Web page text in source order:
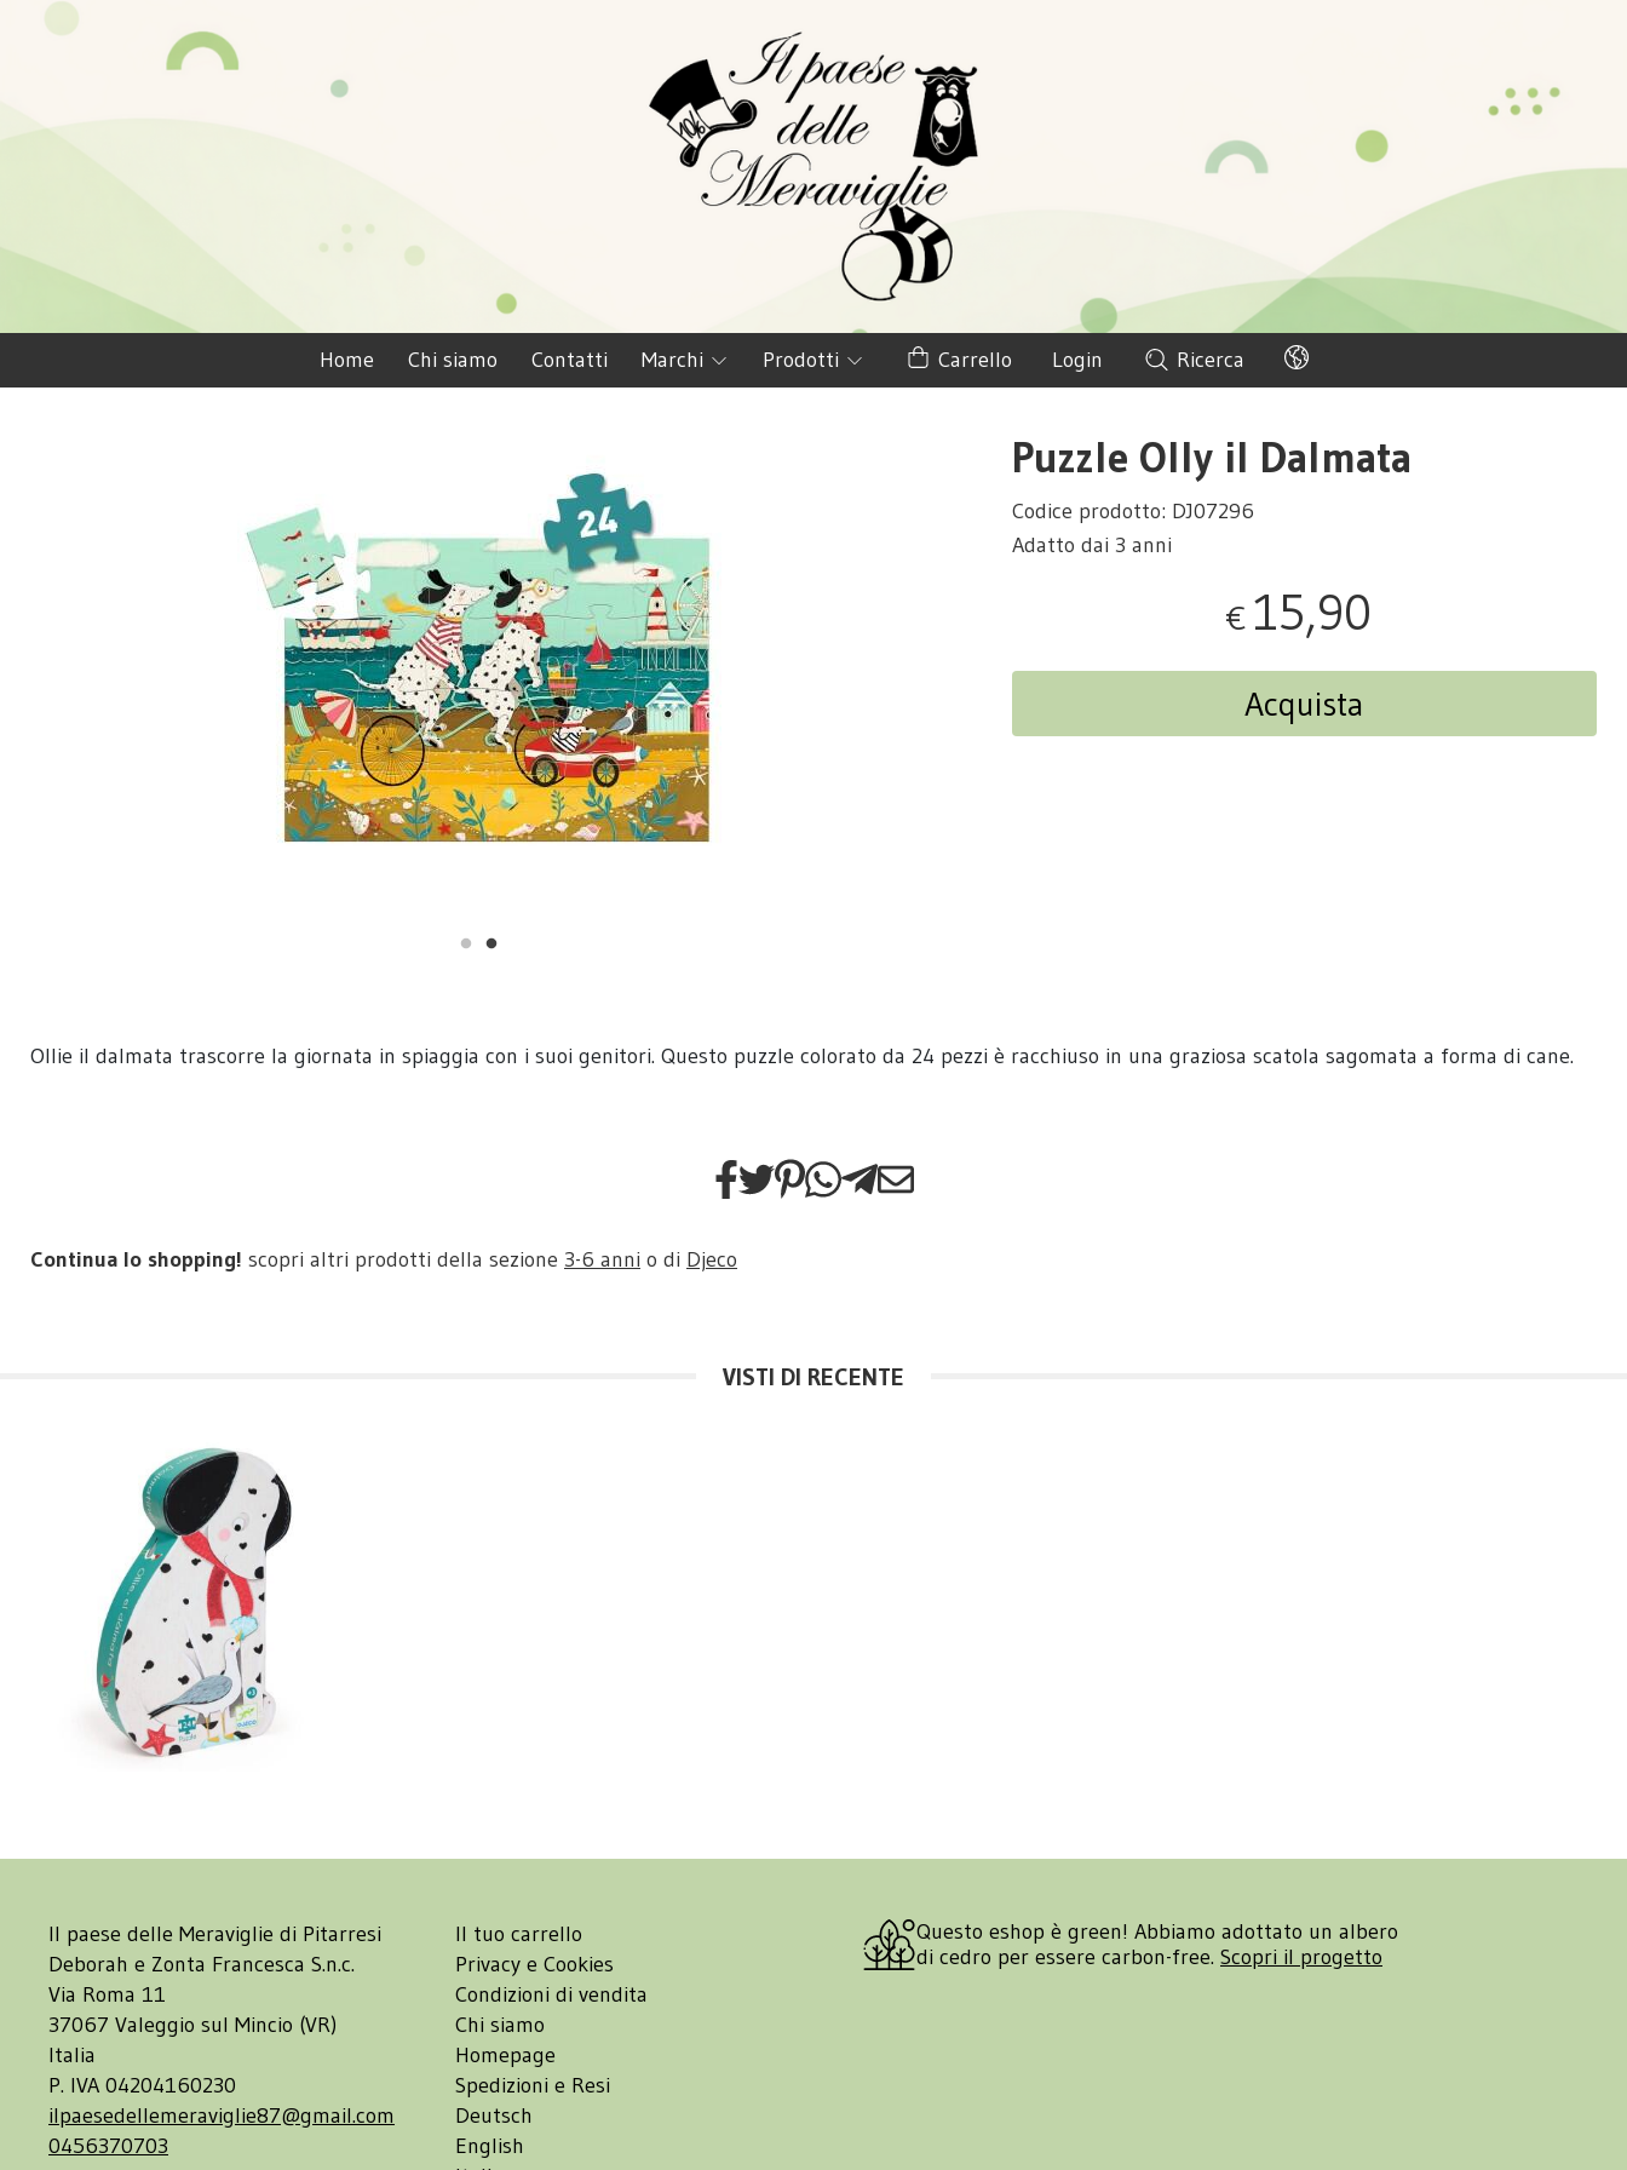
Home Chi siamo Contatti Marchi Prodotti Carrello Login Ricerca
Puzzle Olly il Dalmata
Codice prodotto: DJ07296
Adatto dai 3 anni
€ 15,90
Acquista
Ollie il dalmata trascorre la giornata in spiaggia con i suoi genitori. Questo puzzle colorato da 24 pezzi è racchiuso in una graziosa scatola sagomata a forma di cane.
Continua lo shopping! scopri altri prodotti della sezione 3-6 anni o di Djeco
VISTI DI RECENTE
Il paese delle Meraviglie di Pitarresi
Deborah e Zonta Francesca S.n.c.
Via Roma 11
37067 Valeggio sul Mincio (VR)
Italia
P. IVA 04204160230
ilpaesedellemeraviglie87@gmail.com
0456370703
Il tuo carrello
Privacy e Cookies
Condizioni di vendita
Chi siamo
Homepage
Spedizioni e Resi
Deutsch
English
Questo eshop è green! Abbiamo adottato un albero
di cedro per essere carbon-free. Scopri il progetto